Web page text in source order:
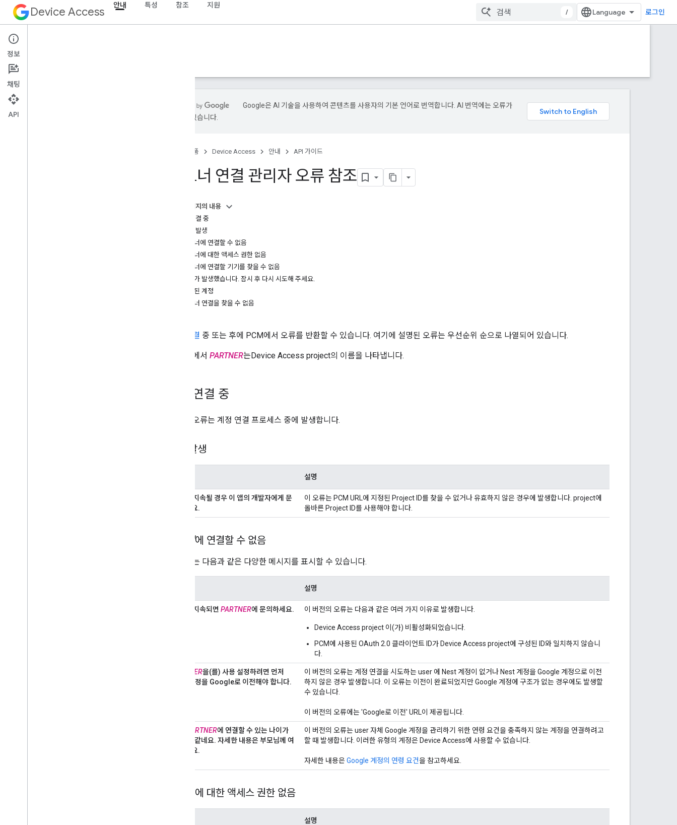
Device Access 안내 특성 참조 지원
/ 로그인
안내
시작하기
Google은 AI 기술을 사용하여 콘텐츠를 사용자의 기본 언어로 번역합니다. AI 번역에는 오류가
있을 수 있습니다.
제품 Device Access 안내 API 가이드
파트너 연결 관리자 오류 참조
이 페이지의 내용
계정 연결 중
문제 발생
파트너에 연결할 수 없음
파트너에 대한 액세스 권한 없음
파트너에 연결할 기기를 찾을 수 없음
문제가 발생했습니다 잠시 후 다시 시도해 주세요
로그인된 계정
파트너 연결을 찾을 수 없음
계정 연결 중 또는 후에 PCM에서 오류를 반환할 수 있습니다. 여기에 설명된 오류는 우선순위 순으로 나열되어 있습니다.
이 문서에서 PARTNER는Device Access project의 이름을 나타냅니다.
계정 연결 중
이러한 오류는 계정 연결 프로세스 중에 발생합니다.
문제 발생
설명
문제가 지속될 경우 이 앱의 개발자에게 문
의하세요.
이 오류는 PCM URL에 지정된 Project ID를 찾을 수 없거나 유효하지 않은 경우에 발생합니다. project에
올바른 Project ID를 사용해야 합니다.
에 연결할 수 없음
이 오류는 다음과 같은 다양한 메시지를 표시할 수 있습니다.
설명
문제가 지속되면 PARTNER에 문의하세요. 이 버전의 오류는 다음과 같은 여러 가지 이유로 발생합니다.
Device Access project 이(가) 비활성화되었습니다.
PCM에 사용된 OAuth 2.0 클라이언트 ID가 Device Access project에 구성된 ID와 일치하지 않습니
다.
PARTNER을(를) 사용 설정하려면 먼저
Nest 계정을 Google로 이전해야 합니다.
이 버전의 오류는 계정 연결을 시도하는 user 에 Nest 계정이 없거나 Nest 계정을 Google 계정으로 이전
하지 않은 경우 발생합니다. 이 오류는 이전이 완료되었지만 Google 계정에 구조가 없는 경우에도 발생할
수 있습니다.
이 버전의 오류에는 'Google로 이전' URL이 제공됩니다.
PARTNER에 연결할 수 있는 나이가
아닌 것 같네요. 자세한 내용은 부모님께 여
쭤보세요.
이 버전의 오류는 user 자체 Google 계정을 관리하기 위한 연령 요건을 충족하지 않는 계정을 연결하려고
할 때 발생합니다. 이러한 유형의 계정은 Device Access에 사용할 수 없습니다.
자세한 내용은Google 계정의 연령 요건을 참고하세요.
파트너에 대한 액세스 권한 없음
설명
정보
채팅
API